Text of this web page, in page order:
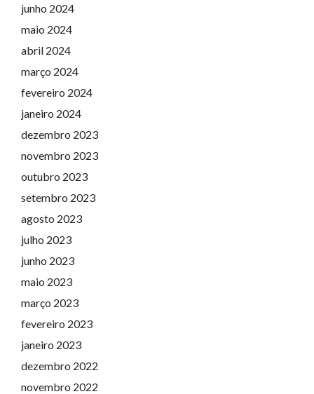
junho 2024
maio 2024
abril 2024
março 2024
fevereiro 2024
janeiro 2024
dezembro 2023
novembro 2023
outubro 2023
setembro 2023
agosto 2023
julho 2023
junho 2023
maio 2023
março 2023
fevereiro 2023
janeiro 2023
dezembro 2022
novembro 2022